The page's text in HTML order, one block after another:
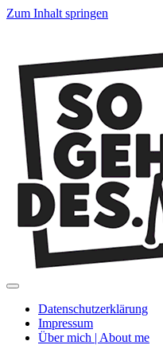
Zum Inhalt springen
Menü
umschaltenDatenschutzerklärung
Impressum
Über mich | About me